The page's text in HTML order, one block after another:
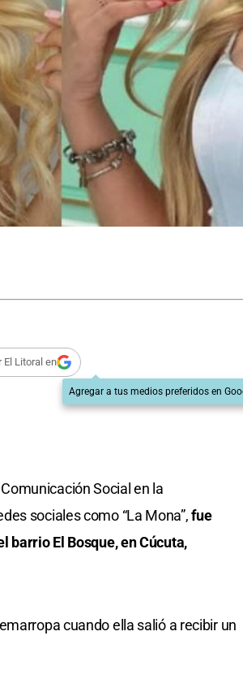
El Litoral en
Agregar a tus medios preferidos en
Social en la
sociales como “La Mona”,fue
barrio El Bosque, en Cúcuta,
cuando ella salió a recibir un